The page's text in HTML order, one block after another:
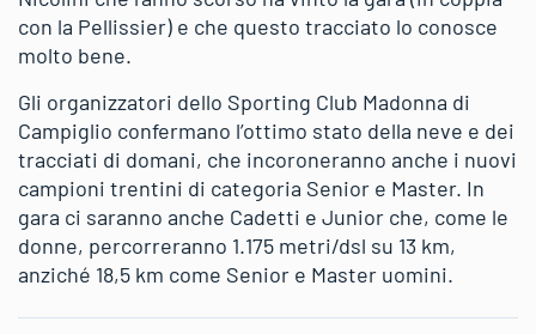
con la Pellissier) e che questo tracciato lo conosce
molto bene.
Gli organizzatori dello Sporting Club Madonna di
Campiglio confermano l’ottimo stato della neve e dei
tracciati di domani, che incoroneranno anche i nuovi
campioni trentini di categoria Senior e Master. In
gara ci saranno anche Cadetti e Junior che, come le
donne, percorreranno 1.175 metri/dsl su 13 km,
anziché 18,5 km come Senior e Master uomini.